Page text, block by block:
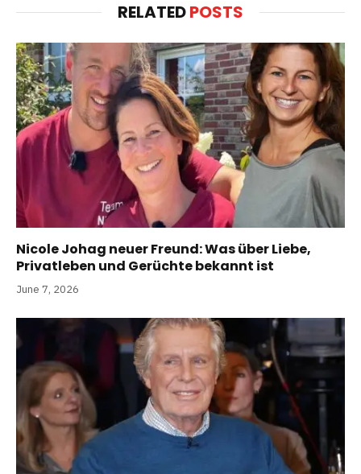
RELATEDPOSTS
Nicole Johag neuer Freund: Was über Liebe,
Privatleben und Gerüchte bekannt ist
June 7, 2026